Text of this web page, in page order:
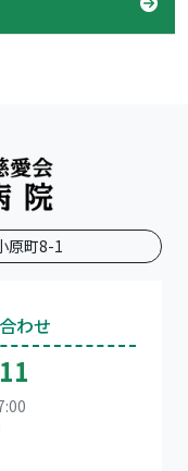
原町8-1
わせ